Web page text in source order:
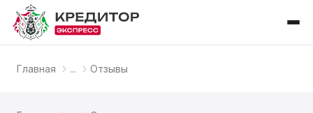
Главная ... Отзывы